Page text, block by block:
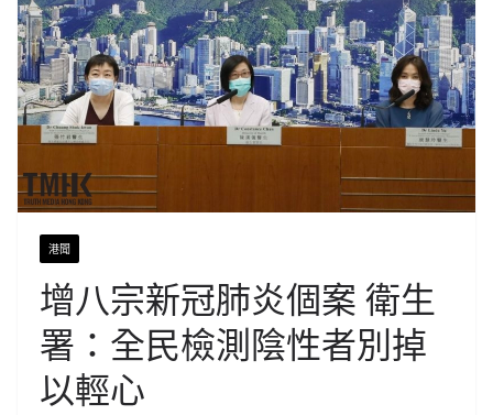
港聞
增八宗新冠肺炎個案 衛生
署：全民檢測陰性者別掉
以輕心